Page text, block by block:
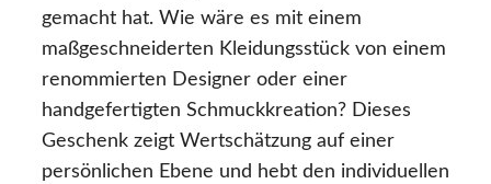
gemacht hat. Wie wäre es mit einem
maßgeschneiderten Kleidungsstück von einem
renommierten Designer oder einer
handgefertigten Schmuckkreation? Dieses
Geschenk zeigt Wertschätzung auf einer
persönlichen Ebene und hebt den individuellen